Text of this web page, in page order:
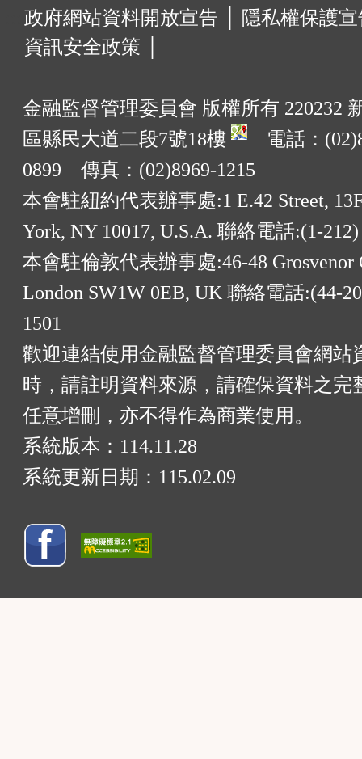
政府網站資料開放宣告 │
隱私權保護
資訊安全政策 │
金融監督管理委員會 版權所有 220232
區縣民大道二段7號18樓
電話：
0899 傳真：(02)8969-1215
本會駐紐約代表辦事處:1 E.42 Street,
York, NY 10017, U.S.A. 聯絡電話:(1-212)
本會駐倫敦代表辦事處:46-48 Grosvenor
London SW1W 0EB, UK 聯絡電話:(44-
1501
歡迎連結使用金融監督管理委員會網站
時，請註明資料來源，請確保資料之完
任意增刪，亦不得作為商業使用。
系統版本： 114.11.28
系統更新日期： 115.02.09